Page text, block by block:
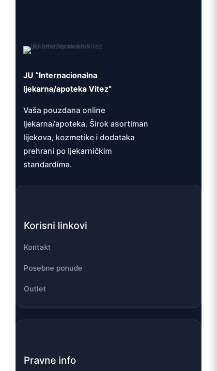
JU “Internacionalna
ljekarna/apoteka Vitez”
Vaša pouzdana online
ljekarna/apoteka. Širok asortiman
lijekova, kozmetike i dodataka
prehrani po ljekarničkim
standardima.
Korisni linkovi
Kontakt
Posebne ponude
Outlet
Pravne info